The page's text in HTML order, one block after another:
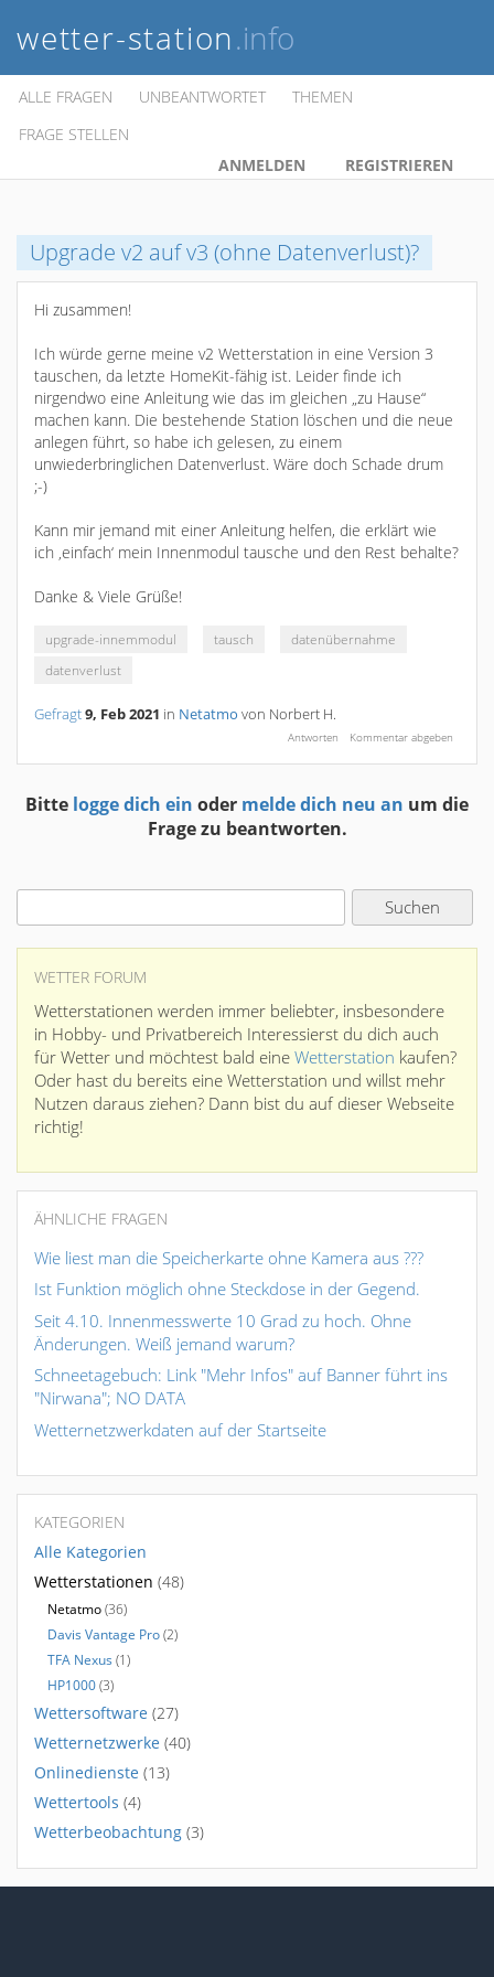
wetter-station.info
ALLE FRAGEN UNBEANTWORTET
THEMEN
FRAGE STELLEN
ANMELDEN
REGISTRIEREN
Upgrade v2 auf v3 (ohne Datenverlust)?
Hi zusammen!
Ich würde gerne meine v2 Wetterstation in eine Version 3
tauschen, da letzte HomeKit-fähig ist. Leider finde ich
nirgendwo eine Anleitung wie das im gleichen „zu Hause“
machen kann. Die bestehende Station löschen und die neue
anlegen führt, so habe ich gelesen, zu einem
unwiederbringlichen Datenverlust. Wäre doch Schade drum
;-)
Kann mir jemand mit einer Anleitung helfen, die erklärt wie
ich ‚einfach‘ mein Innenmodul tausche und den Rest behalte?
Danke & Viele Grüße!
upgrade-innemmodul tausch
datenübernahme
datenverlust
Gefragt9, Feb 2021 in Netatmo von Norbert H.
Bitte logge dich ein oder melde dich neu an um die
Frage zu beantworten.
WETTER FORUM
Wetterstationen werden immer beliebter, insbesondere
in Hobby- und Privatbereich Interessierst du dich auch
für Wetter und möchtest bald eine Wetterstation kaufen?
Oder hast du bereits eine Wetterstation und willst mehr
Nutzen daraus ziehen? Dann bist du auf dieser Webseite
richtig!
ÄHNLICHE FRAGEN
Wie liest man die Speicherkarte ohne Kamera aus ???
Ist Funktion möglich ohne Steckdose in der Gegend.
Seit 4.10. Innenmesswerte 10 Grad zu hoch. Ohne
Änderungen. Weiß jemand warum?
Schneetagebuch: Link "Mehr Infos" auf Banner führt ins
"Nirwana"; NO DATA
Wetternetzwerkdaten auf der Startseite
KATEGORIEN
Alle Kategorien
Wetterstationen (48)
Netatmo(36)
Davis Vantage Pro(2)
TFA Nexus (1)
HP1000(3)
Wettersoftware (27)
Wetternetzwerke (40)
Onlinedienste (13)
Wettertools (4)
Wetterbeobachtung (3)